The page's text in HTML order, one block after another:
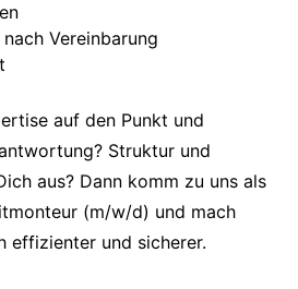
nach Vereinbarung
auf den Punkt und
Struktur und
aus? Dann komm zu uns als
(m/w/d) und mach
effizienter und sicherer.